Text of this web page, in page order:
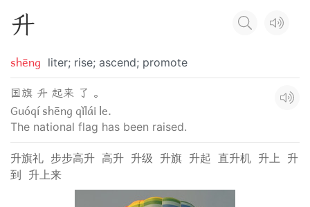
升
shēng liter; rise; ascend; promote
国旗 升 起来 了 。
Guóqí shēng qǐlái le.
The national flag has been raised.
升旗礼 步步高升 高升 升级 升旗 升起 直升机 升上 升
到 升上来